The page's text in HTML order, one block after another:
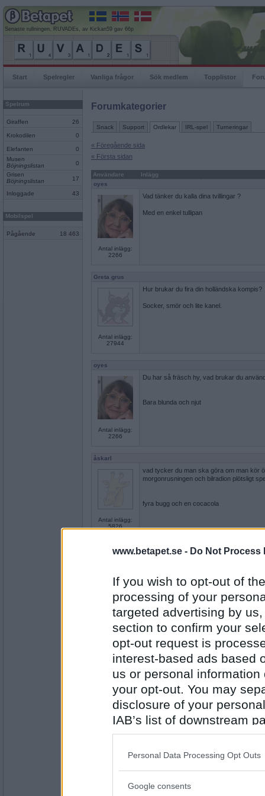
www.betapet.se - Do Not Process
If you wish to opt-out of
processing of your
targeted advertising by
section to confirm your
opt-out request is
interest-based ads based
us or personal
your opt-out. You may
disclosure of your
IAB’s list of downstream
also be disclosed by us
Downstream Participants
Please note that this
Personal Data Processing Opt Outs
Google consents
Senaste rullningen, RUVADEs, av Kickan59 gav 66p
Start Spelregler Vanliga frågor Sök medlem Topplistor
Spelrum
Giraffen 26
Krokodilen 0
Elefanten
0
Musen
Böjningslistan
0
Grisen
Böjningslistan
17
Inloggade 43
Mobilspel
Pågående 18 463
Forumkategorier
Snack Support Ordlekar IRL-spel Turneringar
« Föregående sida
« Första sidan
Användare
Inlägg
oyes
Antal inlägg:
2266
Vad tänker du kalla dina tvillingar ?
Med en enkel tullipan
Greta grus
Antal inlägg:
27944
Hur brukar du fira din holländska kompis?
Socker, smör och lite kanel.
oyes
Antal inlägg:
2266
Du har så fräsch hy, vad brukar du
Bara blunda och njut
åskarl
Antal inlägg:
5826
vad tycker du man ska göra om man kör
morgonrusningen och bilradion plötsligt
fyra bugg och en cocacola
Antal inlägg:
Det talar vi tyst om
moi_magnus
Antal inlägg:
8710
Var du tvungen att manipulera
Äh, det ska mycket till innan det händer!
Antal inlägg:
Jag trivs bäst under min korkek.